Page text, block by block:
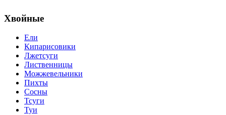
Хвойные
Ели
Кипарисовики
Лжетсуги
Лиственницы
Можжевельники
Пихты
Сосны
Тсуги
Туи